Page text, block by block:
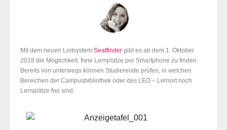
Mit dem neuen Leitsystem Seatfinder gibt es ab dem 1. Oktober
2018 die Möglichkeit, freie Lernplätze per Smartphone zu finden.
Bereits von unterwegs können Studierende prüfen, in welchen
Bereichen der Campusbibliothek oder des LEO – Lernort noch
Lernplätze frei sind.